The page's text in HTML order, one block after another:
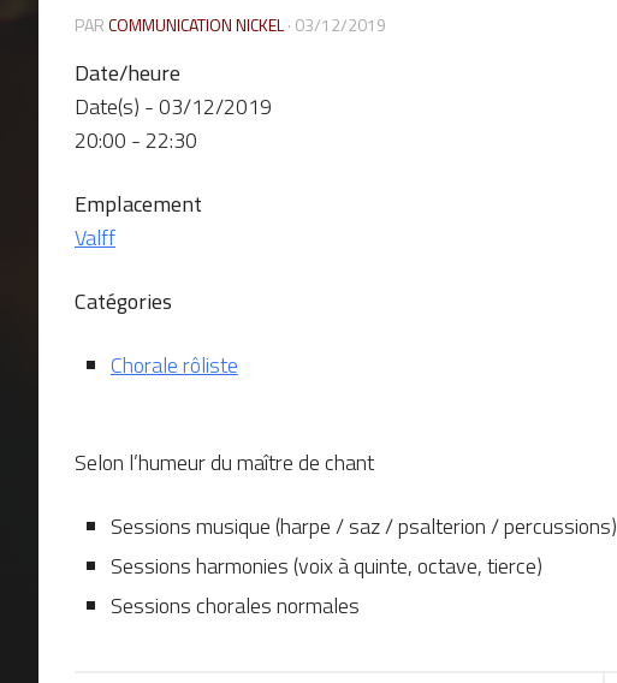
PARCOMMUNICATION NICKEL· 03/12/2019
Date/heure
Date(s) - 03/12/2019
20:00 - 22:30
Emplacement
Valff
Catégories
Chorale rôliste
Selon l’humeur du maître de chant
Sessions musique (harpe / saz / psalterion / percussions)
Sessions harmonies (voix à quinte, octave, tierce)
Sessions chorales normales